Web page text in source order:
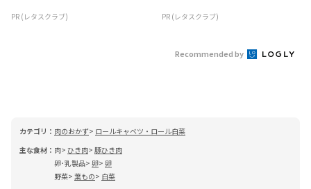
PR (レタスクラブ) PR (レタスクラブ)
Recommended by
カテゴリ： 肉のおかず
ロールキャベツ・ロール白菜
主な食材： 肉 ひき肉 豚ひき肉
卵･乳製品 卵 卵
野菜 葉もの
白菜